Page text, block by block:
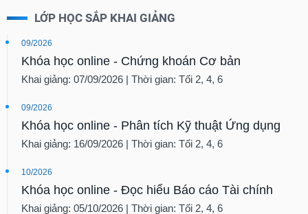
LỚP HỌC SẮP KHAI GIẢNG
09/2026
Khóa học online - Chứng khoán Cơ bản
Khai giảng: 07/09/2026 | Thời gian: Tối 2, 4, 6
09/2026
Khóa học online - Phân tích Kỹ thuật Ứng dụng
Khai giảng: 16/09/2026 | Thời gian: Tối 2, 4, 6
10/2026
Khóa học online - Đọc hiểu Báo cáo Tài chính
Khai giảng: 05/10/2026 | Thời gian: Tối 2, 4, 6